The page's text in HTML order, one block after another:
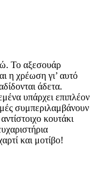
Το αξεσουάρ
η χρέωση γι’ αυτό
άδετα.
υπάρχει επιπλέον
συμπεριλαμβάνουν
κουτάκι
και μοτίβο!